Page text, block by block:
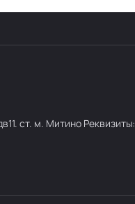
ст. м. Митино Реквизиты: